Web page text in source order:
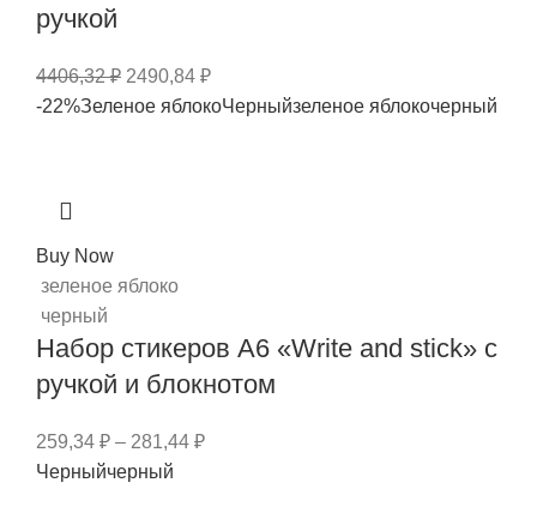
ручкой
4406,32₽ 2490,84 ₽
-22%Зеленое яблокоЧерныйзеленое яблокочерный
Buy Now
зеленое яблоко
черный
Набор стикеров А6 «Write and stick» с
ручкой и блокнотом
259,34 ₽ – 281,44 ₽
Черныйчерный